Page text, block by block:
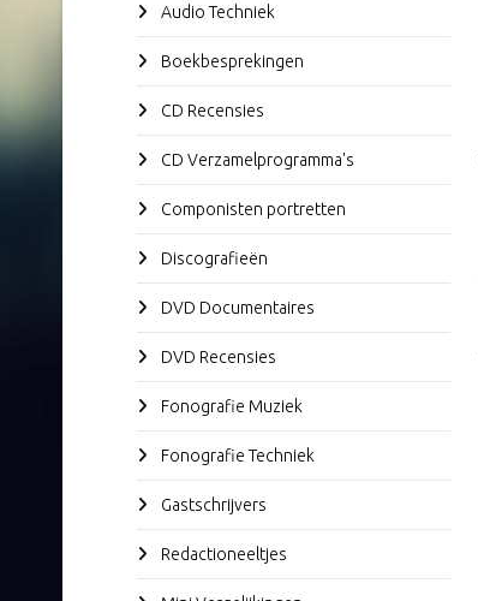
Audio Techniek
Boekbesprekingen
CD Recensies
CD Verzamelprogramma's
Componisten portretten
Discografieën
DVD Documentaires
DVD Recensies
Fonografie Muziek
Fonografie Techniek
Gastschrijvers
Redactioneeltjes